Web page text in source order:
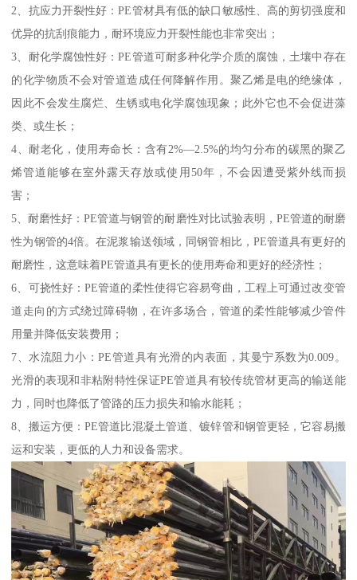
2、抗应力开裂性好：PE管材具有低的缺口敏感性、高的剪切强度和
优异的抗刮痕能力，耐环境应力开裂性能也非常突出；
3、耐化学腐蚀性好：PE管道可耐多种化学介质的腐蚀，土壤中存在
的化学物质不会对管道造成任何降解作用。聚乙烯是电的绝缘体，
因此不会发生腐烂、生锈或电化学腐蚀现象；此外它也不会促进藻
类、或生长；
4、耐老化，使用寿命长：含有2%—2.5%的均匀分布的碳黑的聚乙
烯管道能够在室外露天存放或使用50年，不会因遭受紫外线而损
害；
5、耐磨性好：PE管道与钢管的耐磨性对比试验表明，PE管道的耐磨
性为钢管的4倍。在泥浆输送领域，同钢管相比，PE管道具有更好的
耐磨性，这意味着PE管道具有更长的使用寿命和更好的经济性；
6、可挠性好：PE管道的柔性使得它容易弯曲，工程上可通过改变管
道走向的方式绕过障碍物，在许多场合，管道的柔性能够减少管件
用量并降低安装费用；
7、水流阻力小：PE管道具有光滑的内表面，其曼宁系数为0.009。
光滑的表现和非粘附特性保证PE管道具有较传统管材更高的输送能
力，同时也降低了管路的压力损失和输水能耗；
8、搬运方便：PE管道比混凝土管道、镀锌管和钢管更轻，它容易搬
运和安装，更低的人力和设备需求。